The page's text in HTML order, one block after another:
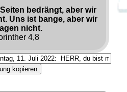
bedrängt, aber wir
Uns ist bange, aber wir
nicht.
4,8
kopieren